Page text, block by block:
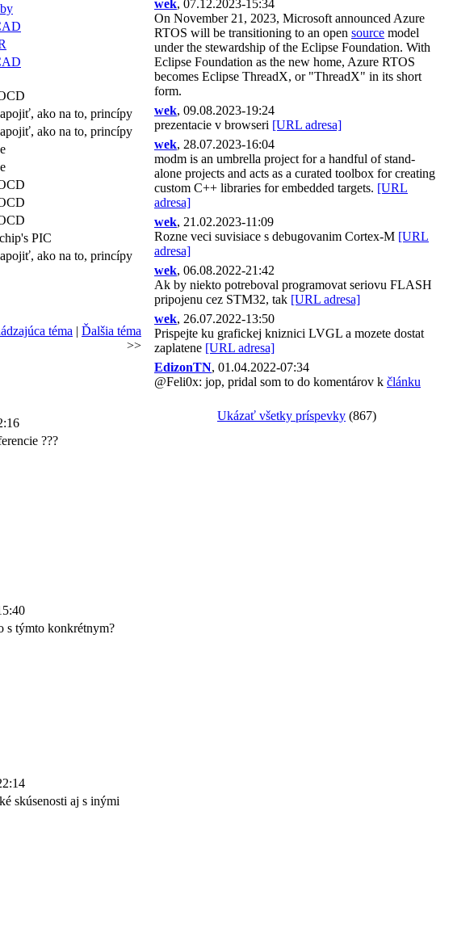
ako na to, princípy
ako na to, princípy
PIC
ako na to, princípy
téma | Ďalšia téma
>>
???
s týmto konkrétnym?
skúsenosti aj s inými
wek, 07.12.2023-15:34
On November 21, 2023, Microsoft announced Azure
RTOS will be transitioning to an open source model
under the stewardship of the Eclipse Foundation. With
Eclipse Foundation as the new home, Azure RTOS
becomes Eclipse ThreadX, or "ThreadX" in its short
form.
wek, 09.08.2023-19:24
prezentacie v browseri [URL adresa]
wek, 28.07.2023-16:04
modm is an umbrella project for a handful of stand-
alone projects and acts as a curated toolbox for creating
custom C++ libraries for embedded targets. [URL
adresa]
wek, 21.02.2023-11:09
Rozne veci suvisiace s debugovanim Cortex-M [URL
adresa]
wek, 06.08.2022-21:42
Ak by niekto potreboval programovat seriovu FLASH
pripojenu cez STM32, tak [URL adresa]
wek, 26.07.2022-13:50
Prispejte ku grafickej kniznici LVGL a mozete dostat
zaplatene [URL adresa]
EdizonTN, 01.04.2022-07:34
@Feli0x: jop, pridal som to do komentárov k článku
Ukázať všetky príspevky (867)